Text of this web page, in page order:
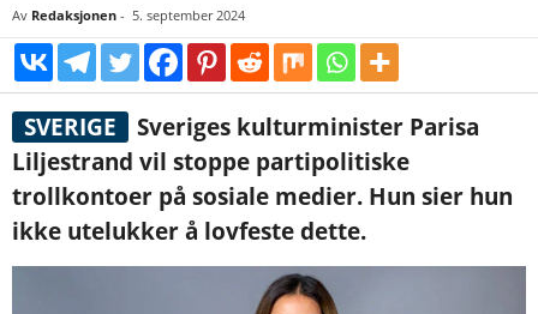
Av Redaksjonen - 5. september 2024
SVERIGE
Sveriges kulturminister Parisa
Liljestrand vil stoppe partipolitiske
trollkontoer på sosiale medier. Hun sier hun
ikke utelukker å lovfeste dette.